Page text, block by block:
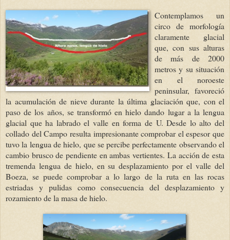
Contemplamos un
circo de morfología
claramente glacial
que, con sus alturas
de más de 2000
metros y su situación
en el noroeste
peninsular, favoreció
la acumulación de nieve durante la última glaciación que, con el
paso de los años, se transformó en hielo dando lugar a la lengua
glacial que ha labrado el valle en forma de U. Desde lo alto del
collado del Campo resulta impresionante comprobar el espesor que
tuvo la lengua de hielo, que se percibe perfectamente observando el
cambio brusco de pendiente en ambas vertientes. La acción de esta
tremenda lengua de hielo, en su desplazamiento por el valle del
Boeza, se puede comprobar a lo largo de la ruta en las rocas
estriadas y pulidas como consecuencia del desplazamiento y
rozamiento de la masa de hielo.